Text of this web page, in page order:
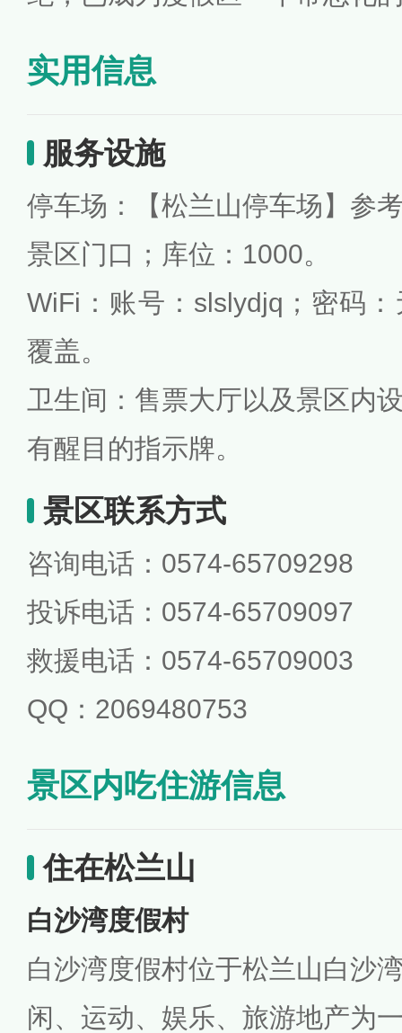
实用信息
服务设施
停车场：【松兰山停车场】参
景区门口；库位：1000。
WiFi：账号：slslydjq；密码
覆盖。
卫生间：售票大厅以及景区内
有醒目的指示牌。
景区联系方式
咨询电话：0574-65709298
投诉电话：0574-65709097
救援电话：0574-65709003
QQ：2069480753
景区内吃住游信息
住在松兰山
白沙湾度假村
白沙湾度假村位于松兰山白沙
闲、运动、娱乐、旅游地产为